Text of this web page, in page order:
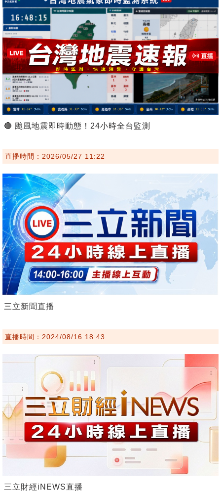
🔴 颱風地震即時動態！24小時全台監測
直播時間：2026/05/27 11:22
三立新聞直播
直播時間：2024/08/16 18:43
三立財經iNEWS直播